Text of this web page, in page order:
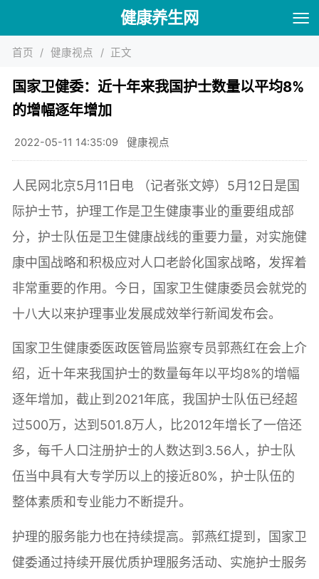
健康养生网
首页 / 健康视点 / 正文
国家卫健委：近十年来我国护士数量以平均8%
的增幅逐年增加
2022-05-11 14:35:09 健康视点
人民网北京5月11日电 （记者张文婷）5月12日是国
际护士节，护理工作是卫生健康事业的重要组成部
分，护士队伍是卫生健康战线的重要力量，对实施健
康中国战略和积极应对人口老龄化国家战略，发挥着
非常重要的作用。今日，国家卫生健康委员会就党的
十八大以来护理事业发展成效举行新闻发布会。
国家卫生健康委医政医管局监察专员郭燕红在会上介
绍，近十年来我国护士的数量每年以平均8%的增幅
逐年增加，截止到2021年底，我国护士队伍已经超
过500万，达到501.8万人，比2012年增长了一倍还
多，每千人口注册护士的人数达到3.56人，护士队
伍当中具有大专学历以上的接近80%，护士队伍的
整体素质和专业能力不断提升。
护理的服务能力也在持续提高。郭燕红提到，国家卫
健委通过持续开展优质护理服务活动、实施护士服务